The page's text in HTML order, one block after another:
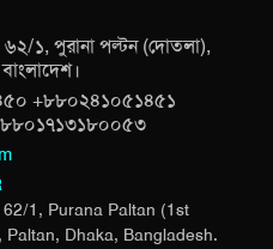
৬২/১, পুরানা পল্টন (দোতলা),
+৮৮০২৪১০৫১৪৫১
1, Purana Paltan (1st
Paltan, Dhaka, Bangladesh.